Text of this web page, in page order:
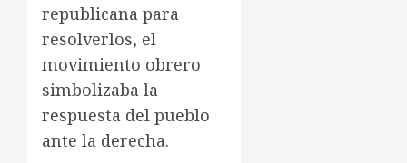
republicana para
resolverlos, el
movimiento obrero
simbolizaba la
respuesta del pueblo
ante la derecha.